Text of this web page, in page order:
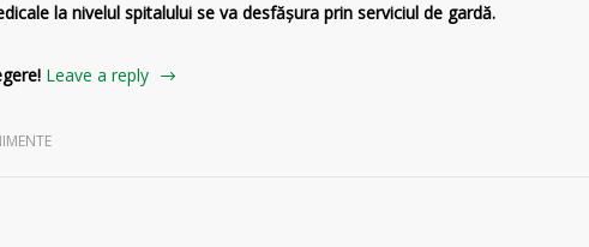
la nivelul spitalului se va desfășura prin serviciul de gardă.
Leave a reply